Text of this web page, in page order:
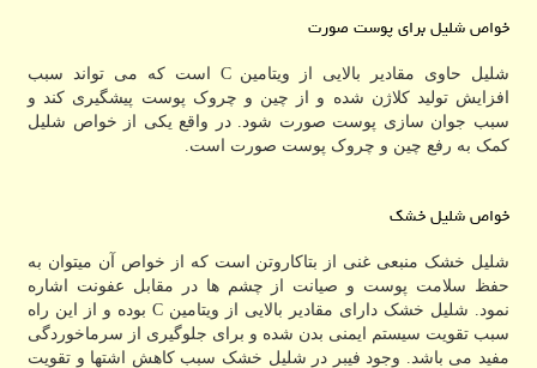
خواص شلیل برای پوست صورت
شلیل حاوی مقادیر بالایی از ویتامین C است که می تواند سبب
افزایش تولید کلاژن شده و از چین و چروک پوست پیشگیری کند و
سبب جوان سازی پوست صورت شود. در واقع یکی از خواص شلیل
کمک به رفع چین و چروک پوست صورت است.
خواص شلیل خشک
شلیل خشک منبعی غنی از بتاکاروتن است که از خواص آن میتوان به
حفظ سلامت پوست و صیانت از چشم ها در مقابل عفونت اشاره
نمود. شلیل خشک دارای مقادیر بالایی از ویتامین C بوده و از این راه
سبب تقویت سیستم ایمنی بدن شده و برای جلوگیری از سرماخوردگی
مفید می باشد. وجود فیبر در شلیل خشک سبب کاهش اشتها و تقویت